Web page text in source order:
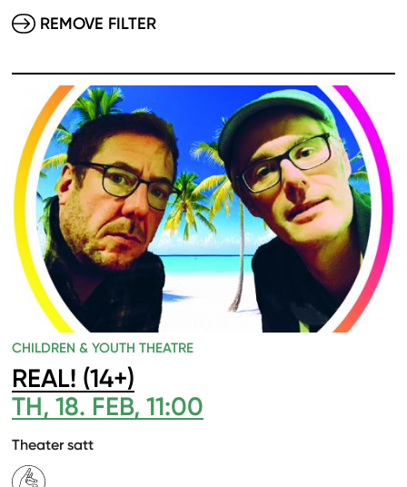
REMOVE FILTER
CHILDREN & YOUTH THEATRE
REAL! (14+)
TH, 18. FEB, 11:00
Theater satt